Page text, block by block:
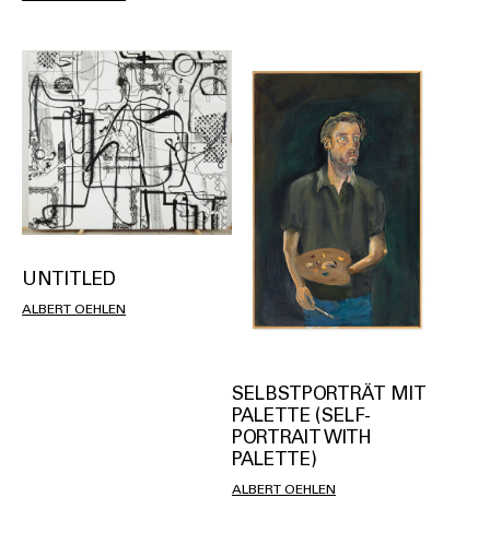
UNTITLED
ALBERT OEHLEN
SELBSTPORTRÄT MIT
PALETTE (SELF-
PORTRAIT WITH
PALETTE)
ALBERT OEHLEN